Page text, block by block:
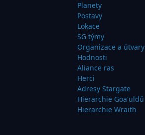
Planety
Postavy
Lokace
SG týmy
Organizace a útvary
Hodnosti
Aliance ras
Herci
Adresy Stargate
Hierarchie Goa'uldů
Hierarchie Wraith